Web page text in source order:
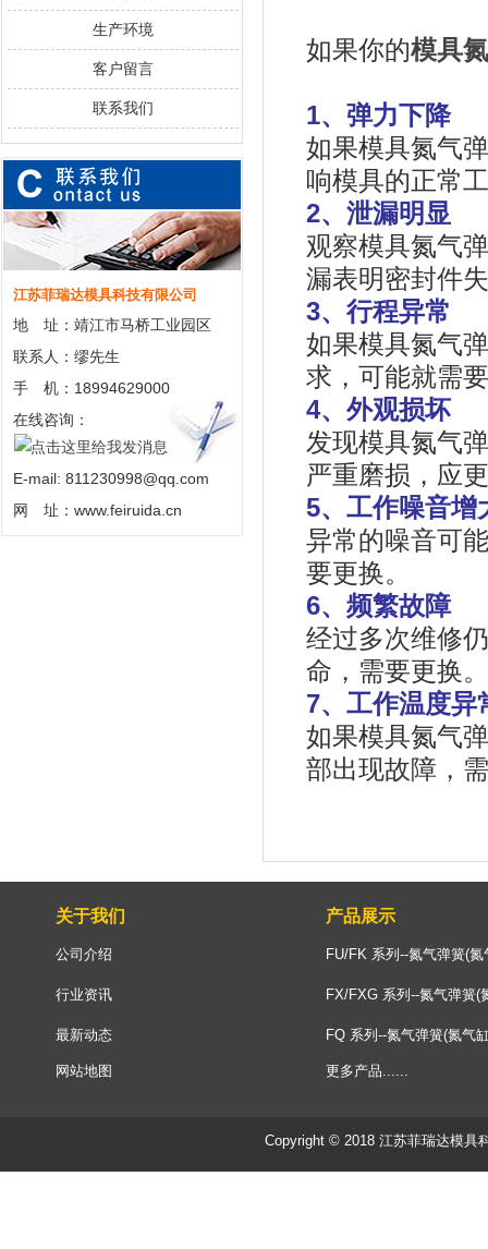
生产环境
客户留言
联系我们
江苏菲瑞达模具科技有限公司
地 址：靖江市马桥工业园区
联系人：缪先生
手 机：18994629000
在线咨询：
E-mail: 811230998@qq.com
网 址：www.feiruida.cn
如果你的模具
1、弹力下降
如果模具氮气
响模具的正常
2、泄漏明显
观察模具氮气
漏表明密封件
3、行程异常
如果模具氮气
求，可能就需
4、外观损坏
发现模具氮气
严重磨损，应
5、工作噪音增
异常的噪音可
要更换。
6、频繁故障
经过多次维修
命，需要更换。
7、工作温度异
如果模具氮气
部出现故障，
关于我们 产品展示
公司介绍 FU/FK 系列--氮气弹簧(氮
行业资讯 FX/FXG 系列--氮气弹簧(
最新动态 FQ 系列--氮气弹簧(氮气
网站地图 更多产品......
Copyright © 2018 江苏菲瑞达模具